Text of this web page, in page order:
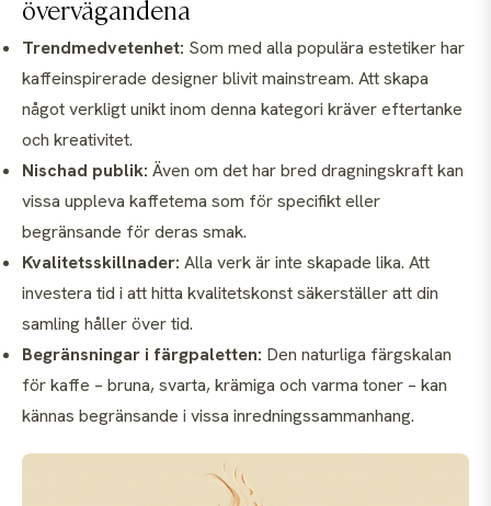
övervägandena
Trendmedvetenhet: Som med alla populära estetiker har
kaffeinspirerade designer blivit mainstream. Att skapa
något verkligt unikt inom denna kategori kräver eftertanke
och kreativitet.
Nischad publik: Även om det har bred dragningskraft kan
vissa uppleva kaffetema som för specifikt eller
begränsande för deras smak.
Kvalitetsskillnader: Alla verk är inte skapade lika. Att
investera tid i att hitta kvalitetskonst säkerställer att din
samling håller över tid.
Begränsningar i färgpaletten: Den naturliga färgskalan
för kaffe – bruna, svarta, krämiga och varma toner – kan
kännas begränsande i vissa inredningssammanhang.